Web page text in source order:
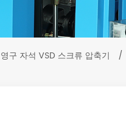
영구 자석 VSD 스크류 압축기 /